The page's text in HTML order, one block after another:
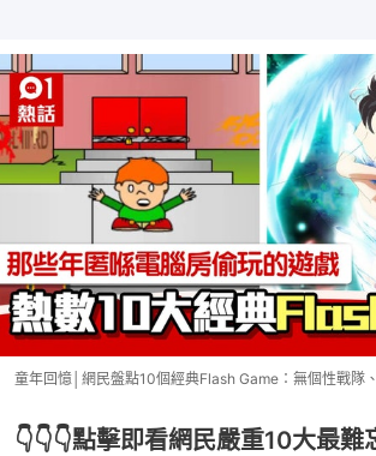
童年回憶│網民盤點10個經典Flash Game：無個性戰隊
👇👇👇點擊即看網民嚴重10大最難